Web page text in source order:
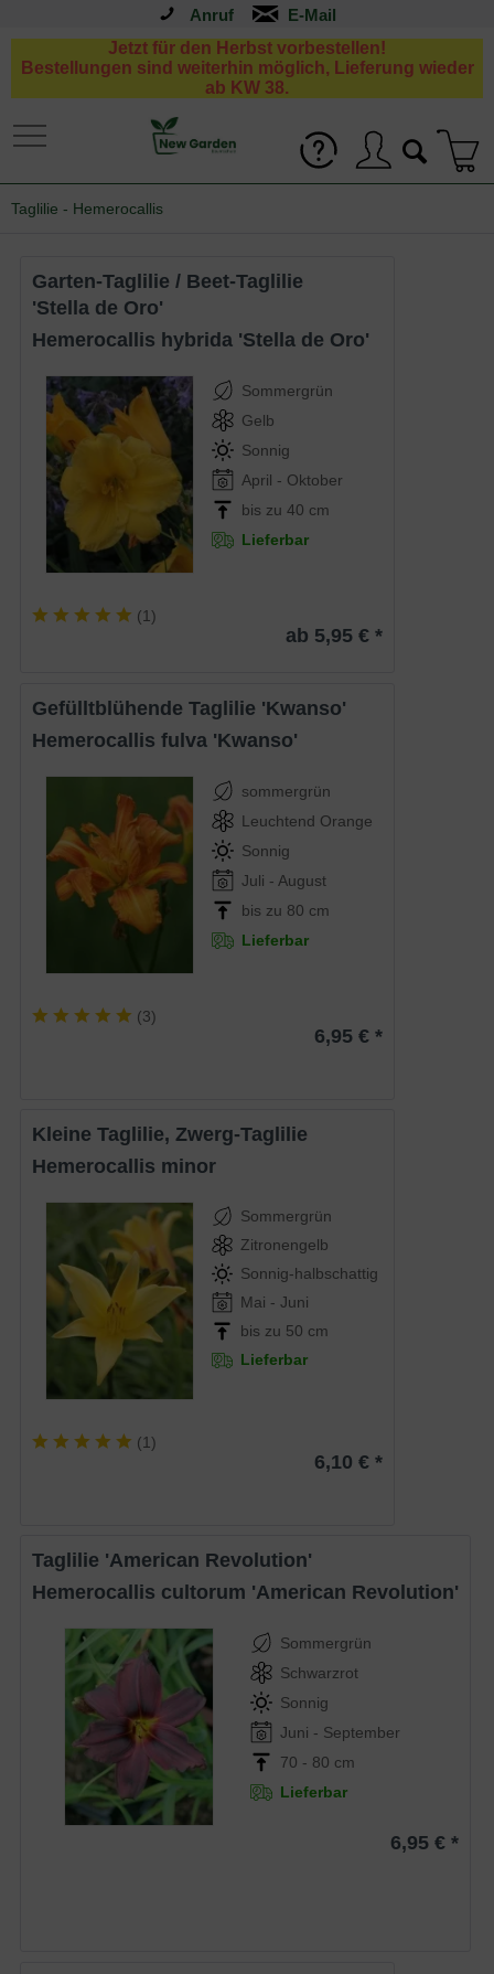
Anruf
Jetzt für den Herbst vorbestellen!
Bestellungen sind weiterhin möglich, Lieferung wieder
ab KW 38.
Taglilie - Hemerocallis
Garten-Taglilie / Beet-Taglilie
'Stella de Oro'
Hemerocallis hybrida 'Stella de Oro'
Sommergrün
Gelb
Sonnig
April - Oktober
bis zu 40 cm
Lieferbar
(1)
ab 5,95 € *
Gefülltblühende Taglilie 'Kwanso'
Hemerocallis fulva 'Kwanso'
sommergrün
Leuchtend Orange
Sonnig
Juli - August
bis zu 80 cm
Lieferbar
(3)
6,95 € *
Kleine Taglilie, Zwerg-Taglilie
Hemerocallis minor
Sommergrün
Zitronengelb
Sonnig-halbschattig
Mai - Juni
bis zu 50 cm
Lieferbar
(1)
6,10 € *
Taglilie 'American Revolution'
Hemerocallis cultorum 'American Revolution'
Sommergrün
Schwarzrot
Sonnig
Juni - September
70 - 80 cm
Lieferbar
6,95 € *